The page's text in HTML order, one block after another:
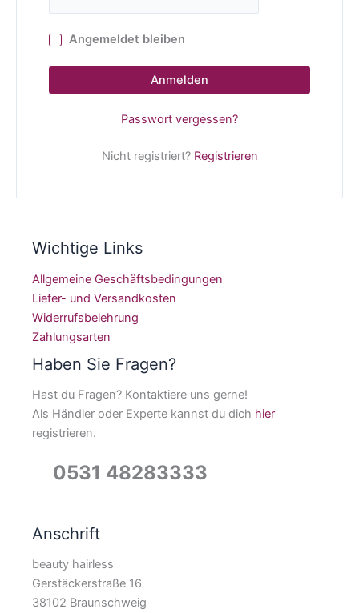
Angemeldet bleiben
Anmelden
Passwort vergessen?
Nicht registriert? Registrieren
Wichtige Links
Allgemeine Geschäftsbedingungen
Liefer- und Versandkosten
Widerrufsbelehrung
Zahlungsarten
Haben Sie Fragen?
Hast du Fragen? Kontaktiere uns gerne!
Als Händler oder Experte kannst du dich hier
registrieren.
0531 48283333
Anschrift
beauty hairless
Gerstäckerstraße 16
38102 Braunschweig